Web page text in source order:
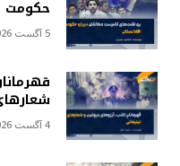
حکومت
5 آگست 2026
4 آگست 2026